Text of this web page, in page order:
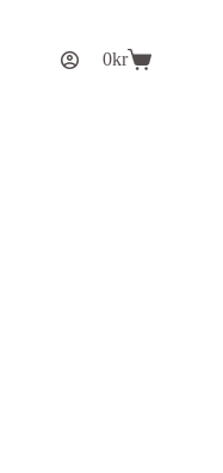
Varukorg
0kr